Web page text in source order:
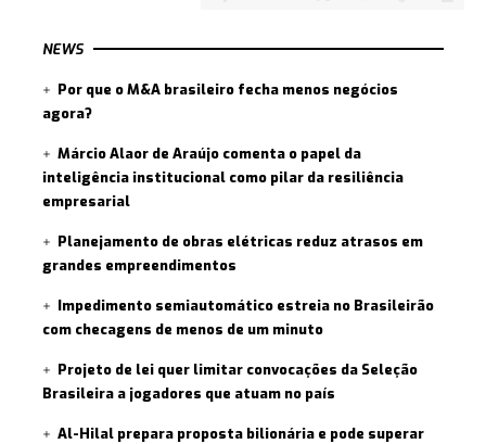
NEWS
Por que o M&A brasileiro fecha menos negócios
agora?
Márcio Alaor de Araújo comenta o papel da
inteligência institucional como pilar da resiliência
empresarial
Planejamento de obras elétricas reduz atrasos em
grandes empreendimentos
Impedimento semiautomático estreia no Brasileirão
com checagens de menos de um minuto
Projeto de lei quer limitar convocações da Seleção
Brasileira a jogadores que atuam no país
Al-Hilal prepara proposta bilionária e pode superar